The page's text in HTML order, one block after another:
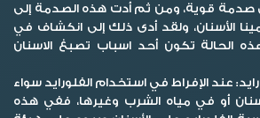
إلى صدمة قوية، ومن ثم أدت هذه الصدمة إلى
الأسنان، ولقد أدى ذلك إلى انكشاف في
الحالة تكون أحد اسباب تصبغ الاسنان
عند الإفراط في استخدام الفلورايد سواء
أو في مياه الشرب وغيرها، ففي هذه